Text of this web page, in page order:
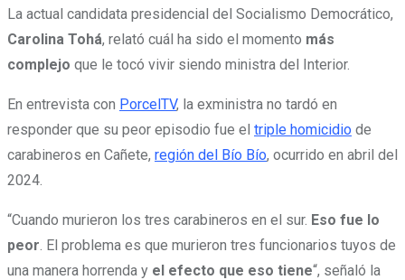
La actual candidata presidencial del Socialismo Democrático,
Carolina Tohá, relató cuál ha sido el momento más
complejo que le tocó vivir siendo ministra del Interior.
En entrevista con PorcelTV, la exministra no tardó en
responder que su peor episodio fue el triple homicidio de
carabineros en Cañete, región del Bío Bío, ocurrido en abril del
2024.
“Cuando murieron los tres carabineros en el sur. Eso fue lo
peor . El problema es que murieron tres funcionarios tuyos de
una manera horrenda y el efecto que eso tiene“, señaló la